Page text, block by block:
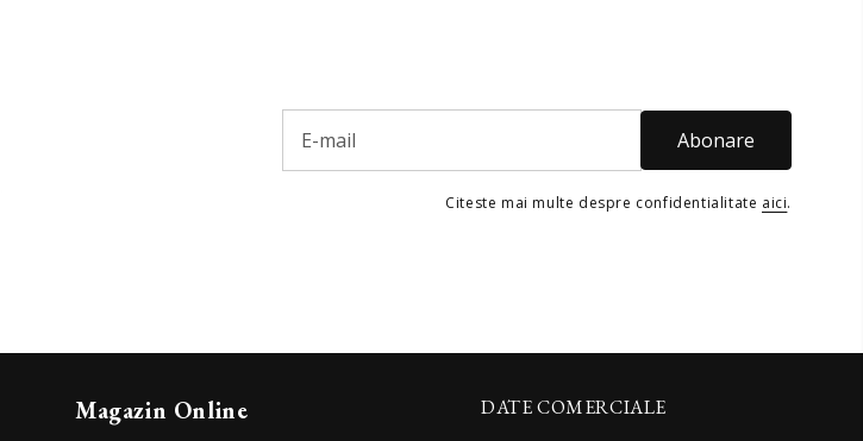
Abonare
Citeste mai multe despre confidentialitate aici.
Magazin Online DATE COMERCIALE